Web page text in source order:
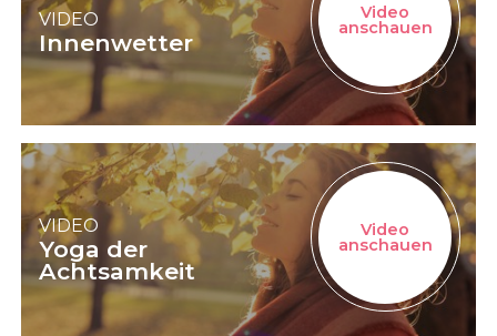
VIDEO
Innenwetter
Video
anschauen
VIDEO
Yoga der
Achtsamkeit
Video
anschauen